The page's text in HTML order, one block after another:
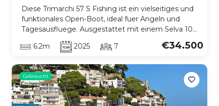
Diese Trimarchi 57 S Fishing ist ein vielseitiges und
funktionales Open-Boot, ideal fuer Angeln und
Tagesausfluege. Ausgestattet mit einem Selva 100
XSR Motor mit nur 20 Stunden bietet sie agile,
effiziente und nahezu neue Leistung. Die
Bewegungsflaechen und komfortablem
Sitzbereich sorgt fuer Komfort und
Bewegungsfreiheit an Bord. Der Rumpf bietet
stabile und sichere Fahrt fuer jede Art von Ausflug.
6.2m 2025 7 €34.500
Gebraucht